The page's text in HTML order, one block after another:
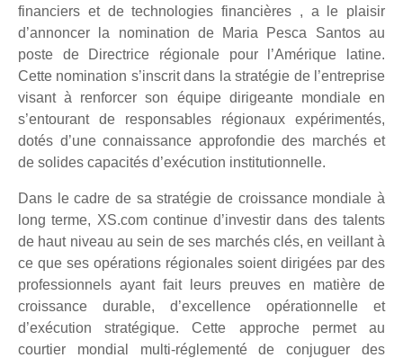
financiers et de technologies financières , a le plaisir
d’annoncer la nomination de Maria Pesca Santos au
poste de Directrice régionale pour l’Amérique latine.
Cette nomination s’inscrit dans la stratégie de l’entreprise
visant à renforcer son équipe dirigeante mondiale en
s’entourant de responsables régionaux expérimentés,
dotés d’une connaissance approfondie des marchés et
de solides capacités d’exécution institutionnelle.
Dans le cadre de sa stratégie de croissance mondiale à
long terme, XS.com continue d’investir dans des talents
de haut niveau au sein de ses marchés clés, en veillant à
ce que ses opérations régionales soient dirigées par des
professionnels ayant fait leurs preuves en matière de
croissance durable, d’excellence opérationnelle et
d’exécution stratégique. Cette approche permet au
courtier mondial multi-réglementé de conjuguer des